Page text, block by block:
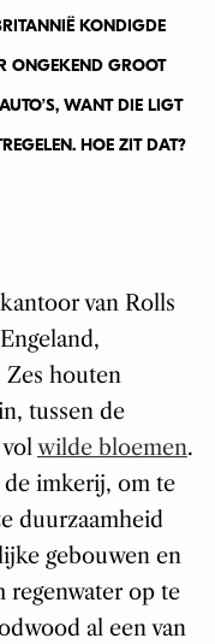
KONDIGDE
ONGEKEND GROOT
WANT DIE LIGT
HOE ZIT DAT?
van Rolls
houten
tussen de
wilde bloemen.
imkerij, om te
duurzaamheid
gebouwen en
regenwater op te
al een van